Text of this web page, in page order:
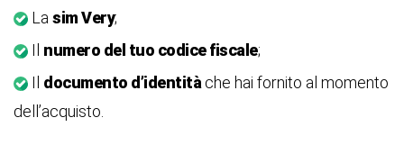
La sim Very;
Il numero del tuo codice fiscale;
Il documento d’identità che hai fornito al momento
dell’acquisto.